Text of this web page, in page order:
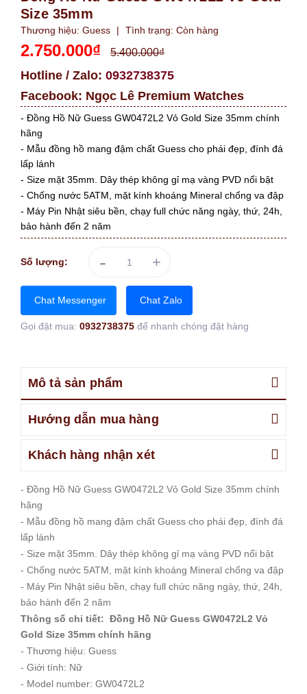
Size 35mm
Thương hiệu: Guess | Tình trạng: Còn hàng
2.750.000₫ 5.400.000₫
Hotline / Zalo: 0932738375
Facebook: Ngọc Lê Premium Watches
- Đồng Hồ Nữ Guess GW0472L2 Vỏ Gold Size 35mm chính
hãng
- Mẫu đồng hồ mang đậm chất Guess cho phái đẹp, đính đá
lấp lánh
- Size mặt 35mm. Dây thép không gỉ mạ vàng PVD nổi bật
- Chống nước 5ATM, mặt kính khoáng Mineral chống va đập
- Máy Pin Nhật siêu bền, chạy full chức năng ngày, thứ, 24h,
bảo hành đến 2 năm
Số lượng: - +
Chat Messenger Chat Zalo
Gọi đặt mua: 0932738375 để nhanh chóng đặt hàng
Mô tả sản phẩm
Hướng dẫn mua hàng
Khách hàng nhận xét
- Đồng Hồ Nữ Guess GW0472L2 Vỏ Gold Size 35mm chính
hãng
- Mẫu đồng hồ mang đậm chất Guess cho phái đẹp, đính đá
lấp lánh
- Size mặt 35mm. Dây thép không gỉ mạ vàng PVD nổi bật
- Chống nước 5ATM, mặt kính khoáng Mineral chống va đập
- Máy Pin Nhật siêu bền, chạy full chức năng ngày, thứ, 24h,
bảo hành đến 2 năm
Thông số chi tiết: Đồng Hồ Nữ Guess GW0472L2 Vỏ
Gold Size 35mm chính hãng
- Thương hiệu: Guess
- Giới tính: Nữ
- Model number: GW0472L2